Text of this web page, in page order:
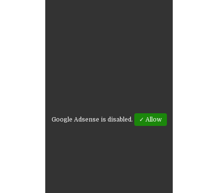
Google Adsense is disabled. ✓ Allow